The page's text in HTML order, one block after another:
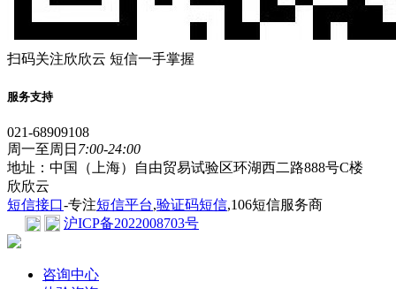
扫码关注欣欣云 短信一手掌握
服务支持
021-68909108
周一至周日 7:00-24:00
地址：中国（上海）自由贸易试验区环湖西二路888号C楼
欣欣云
短信接口-专注短信平台,验证码短信,106短信服务商
沪ICP备2022008703号
咨询中心